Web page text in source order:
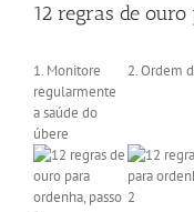
12 regras de
1. Monitore
regularmente
a saúde do
úbere
2. Ordem